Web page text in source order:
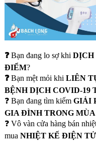
❓Bạn đang lo sợ khi DỊCH
ĐIỂM?
❓Bạn mệt mỏi khi LIÊN
BỆNH DỊCH COVID-19
❓ Bạn đang tìm kiếm GIẢI
GIA ĐÌNH TRONG
❓ Vô vàn cửa hàng bán
mua NHIỆT KẾ ĐIỆN